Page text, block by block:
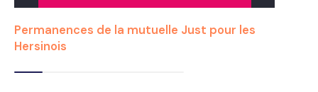
Permanences de la mutuelle Just pour les
Hersinois